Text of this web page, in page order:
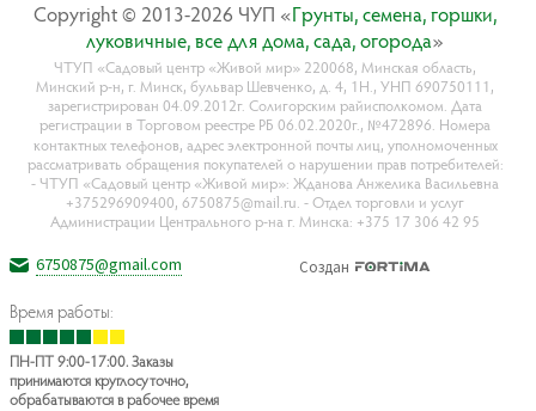
Copyright © 2013-2026 ЧУП «Гpyнты, ceмeнa, гopшки,
лyкoвичныe, вce для дoмa, caдa, oгopoдa»
ЧТУП «Садовый центр «Живой мир» 220068, Минская область,
Минский р-н, г. Минск, бульвар Шевченко, д. 4, 1Н., УНП 690750111,
зарегистрирован 04.09.2012г. Солигорским райисполкомом. Дата
регистрации в Торговом реестре РБ 06.02.2020г., №472896. Номера
контактных телефонов, адрес электронной почты лиц, уполномоченных
рассматривать обращения покупателей о нарушении прав потребителей:
- ЧТУП «Садовый центр «Живой мир»: Жданова Анжелика Васильевна
+375296909400, 6750875@mail.ru. - Отдел торговли и услуг
Администрации Центрального р-на г. Минска: +375 17 306 42 95
6750875@gmail.com
Время работы:
ПН-ПТ 9:00-17:00. Заказы
принимаются круглосуточно,
обрабатываются в рабочее время
Создан